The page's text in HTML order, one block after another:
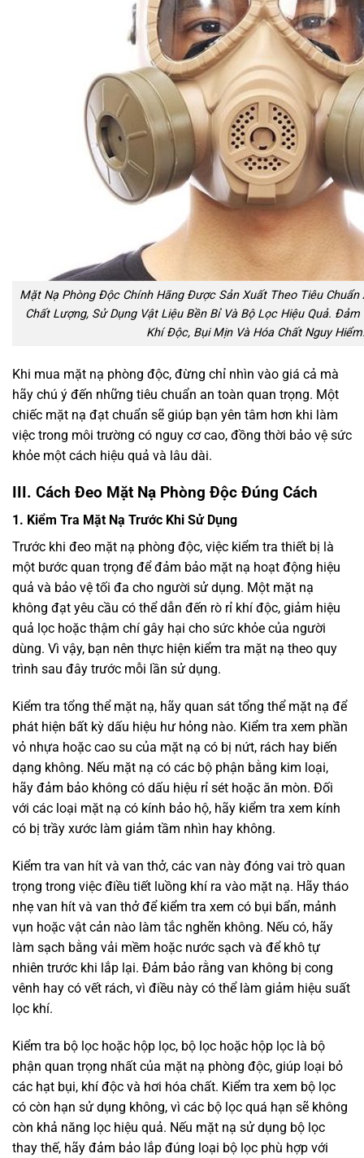
Mặt Nạ Phòng Độc Chính Hãng Được Sản Xuất Theo Tiêu Chuẩn
Chất Lượng, Sử Dụng Vật Liệu Bền Bỉ Và Bộ Lọc Hiệu Quả.
Khí Độc, Bụi Mịn Và Hóa Chất Nguy
Khi mua mặt nạ phòng độc, đừng chỉ nhìn vào giá cả mà
hãy chú ý đến những tiêu chuẩn an toàn quan trọng. Một
chiếc mặt nạ đạt chuẩn sẽ giúp bạn yên tâm hơn khi làm
việc trong môi trường có nguy cơ cao, đồng thời bảo vệ sức
khỏe một cách hiệu quả và lâu dài.
III. Cách Đeo Mặt Nạ Phòng Độc Đúng Cách
1. Kiểm Tra Mặt Nạ Trước Khi Sử Dụng
Trước khi đeo mặt nạ phòng độc, việc kiểm tra thiết bị là
một bước quan trọng để đảm bảo mặt nạ hoạt động hiệu
quả và bảo vệ tối đa cho người sử dụng. Một mặt nạ
không đạt yêu cầu có thể dẫn đến rò rỉ khí độc, giảm hiệu
quả lọc hoặc thậm chí gây hại cho sức khỏe của người
dùng. Vì vậy, bạn nên thực hiện kiểm tra mặt nạ theo quy
trình sau đây trước mỗi lần sử dụng.
Kiểm tra tổng thể mặt nạ, hãy quan sát tổng thể mặt nạ để
phát hiện bất kỳ dấu hiệu hư hỏng nào. Kiểm tra xem phần
vỏ nhựa hoặc cao su của mặt nạ có bị nứt, rách hay biến
dạng không. Nếu mặt nạ có các bộ phận bằng kim loại,
hãy đảm bảo không có dấu hiệu rỉ sét hoặc ăn mòn. Đối
với các loại mặt nạ có kính bảo hộ, hãy kiểm tra xem kính
có bị trầy xước làm giảm tầm nhìn hay không.
Kiểm tra van hít và van thở, các van này đóng vai trò quan
trọng trong việc điều tiết luồng khí ra vào mặt nạ. Hãy tháo
nhẹ van hít và van thở để kiểm tra xem có bụi bẩn, mảnh
vụn hoặc vật cản nào làm tắc nghẽn không. Nếu có, hãy
làm sạch bằng vải mềm hoặc nước sạch và để khô tự
nhiên trước khi lắp lại. Đảm bảo rằng van không bị cong
vênh hay có vết rách, vì điều này có thể làm giảm hiệu suất
lọc khí.
Kiểm tra bộ lọc hoặc hộp lọc, bộ lọc hoặc hộp lọc là bộ
phận quan trọng nhất của mặt nạ phòng độc, giúp loại bỏ
các hạt bụi, khí độc và hơi hóa chất. Kiểm tra xem bộ lọc
có còn hạn sử dụng không, vì các bộ lọc quá hạn sẽ không
còn khả năng lọc hiệu quả. Nếu mặt nạ sử dụng bộ lọc
thay thế, hãy đảm bảo lắp đúng loại bộ lọc phù hợp với